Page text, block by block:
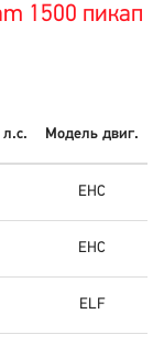
1500 пикап
Модель двиг.
EHC
EHC
ELF